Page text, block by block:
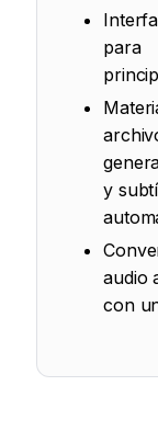
para
y
audio
con